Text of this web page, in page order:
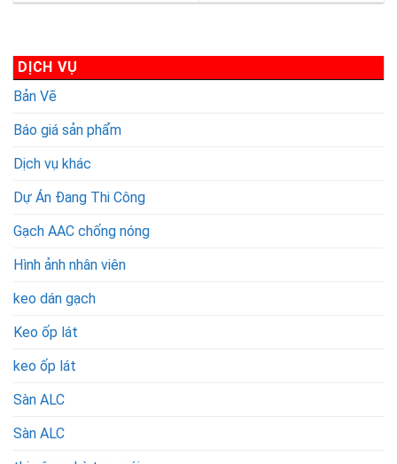
Khung
Hợp
Bê
Tông
Khí
Chưng
Áp
–
Thông
Minh
Ngôi
Nhà
Hiện
Chưng
DỊCH VỤ
Bản Vẽ
Báo giá sản phẩm
Dịch vụ khác
Dự Án Đang Thi Công
Gạch AAC chống nóng
Hình ảnh nhân viên
keo dán gạch
Keo ốp lát
keo ốp lát
Sàn ALC
Sàn ALC